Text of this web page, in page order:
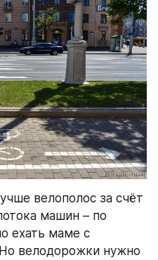
велополос за счёт
машин – по
ехать маме с
велодорожки нужно